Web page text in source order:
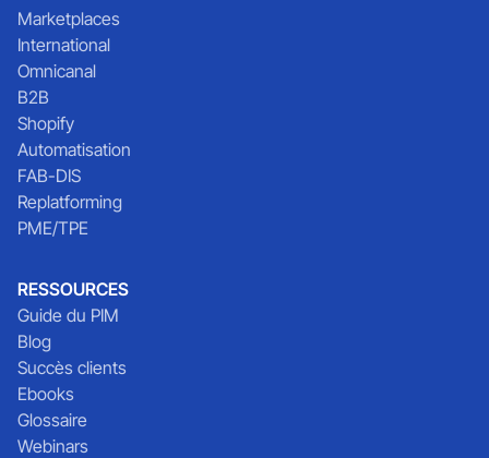
Marketplaces
International
Omnicanal
B2B
Shopify
Automatisation
FAB-DIS
Replatforming
PME/TPE
RESSOURCES
Guide du PIM
Blog
Succès clients
Ebooks
Glossaire
Webinars